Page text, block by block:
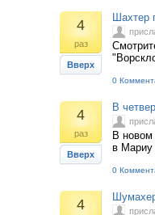
4
раз
Вверх
Шахтер
0
4
раз
Вверх
В
В новом
в Мариу
0
4